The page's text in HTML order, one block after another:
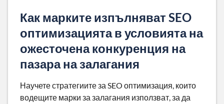
Как марките изпълняват SEO
оптимизацията в условията на
ожесточена конкуренция на
пазара на залагания
Научете стратегиите за SEO оптимизация, които
водещите марки за залагания използват, за да